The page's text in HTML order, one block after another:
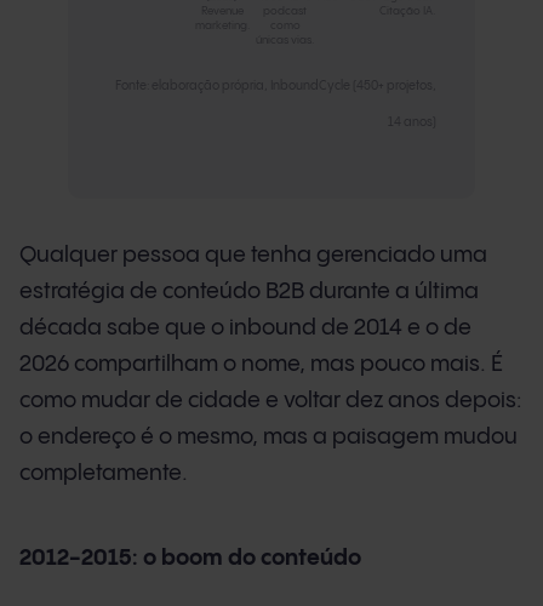
Qualquer pessoa que tenha gerenciado uma
estratégia de conteúdo B2B durante a última
década sabe que o inbound de 2014 e o de
2026 compartilham o nome, mas pouco mais. É
como mudar de cidade e voltar dez anos depois:
o endereço é o mesmo, mas a paisagem mudou
completamente.
2012-2015: o boom do conteúdo